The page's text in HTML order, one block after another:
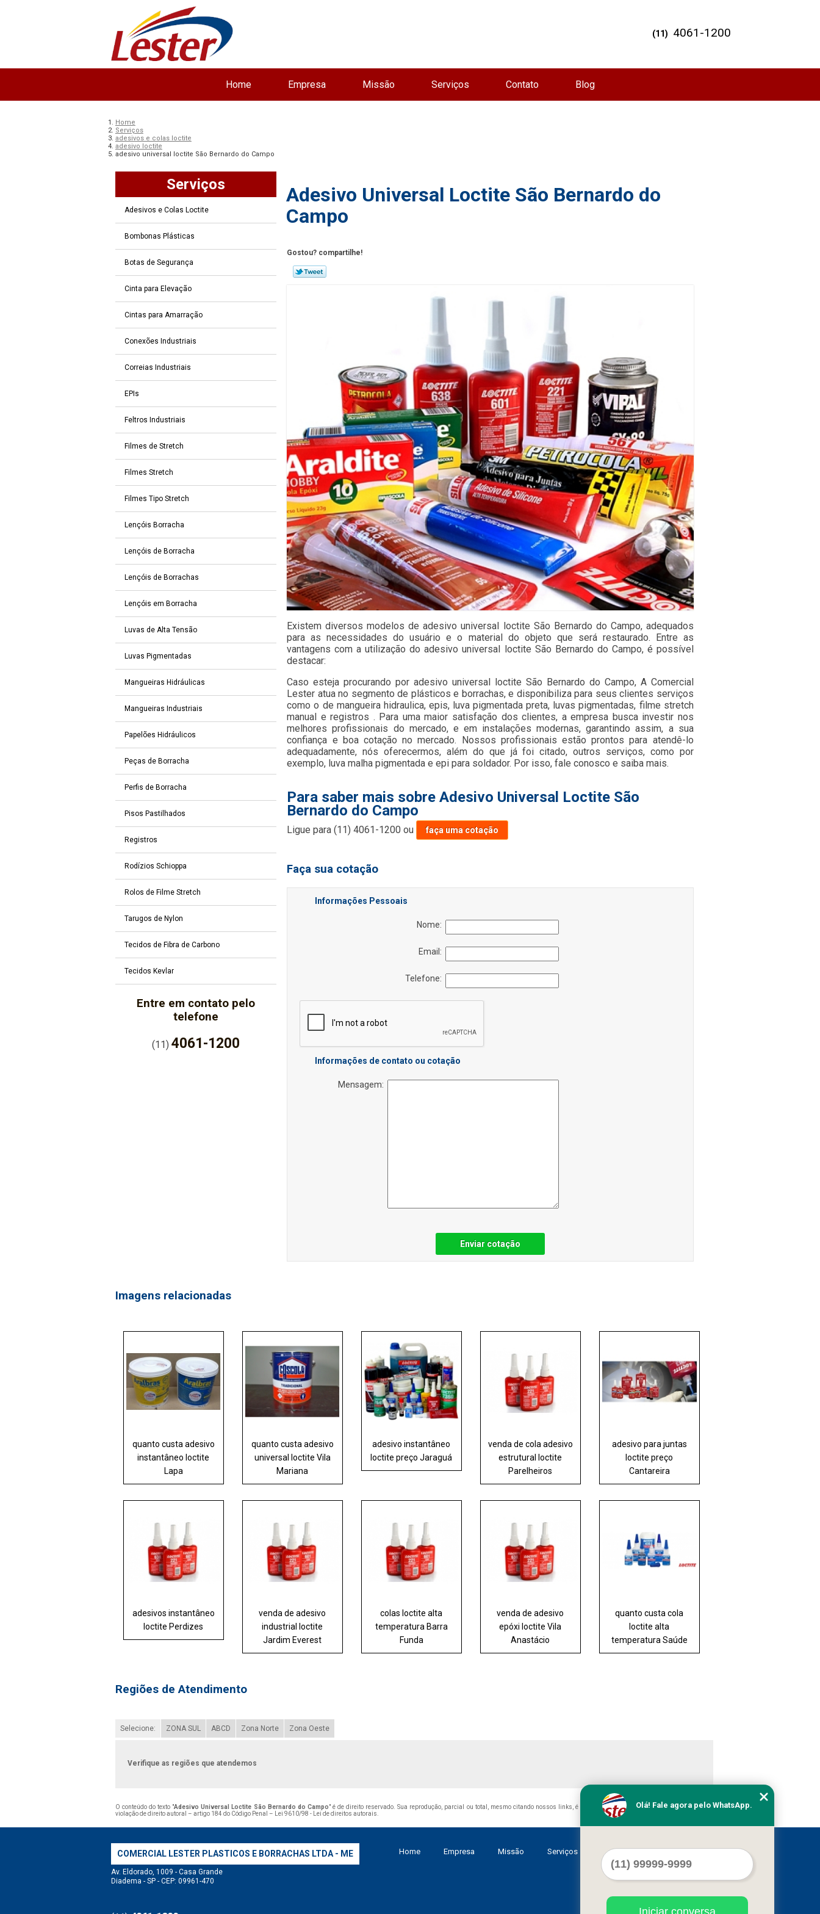
Home Empresa Missão Serviços Contato Blog
(11) 4061-1200
Home
Serviços
adesivos e colas loctite
adesivo loctite
adesivo universal loctite São Bernardo do Campo
Serviços
Adesivos e Colas Loctite
Bombonas Plásticas
Botas de Segurança
Cinta para Elevação
Cintas para Amarração
Conexões Industriais
Correias Industriais
EPIs
Feltros Industriais
Filmes de Stretch
Filmes Stretch
Filmes Tipo Stretch
Lençóis Borracha
Lençóis de Borracha
Lençóis de Borrachas
Lençóis em Borracha
Luvas de Alta Tensão
Luvas Pigmentadas
Mangueiras Hidráulicas
Mangueiras Industriais
Papelões Hidráulicos
Peças de Borracha
Perfis de Borracha
Pisos Pastilhados
Registros
Rodízios Schioppa
Rolos de Filme Stretch
Tarugos de Nylon
Tecidos de Fibra de Carbono
Tecidos Kevlar
Entre em contato pelo
telefone
(11)4061-1200
Adesivo Universal Loctite São Bernardo do
Campo
Gostou? compartilhe!
Existem diversos modelos de adesivo universal loctite São Bernardo do Campo, adequados
para as necessidades do usuário e o material do objeto que será restaurado. Entre as
vantagens com a utilização do adesivo universal loctite São Bernardo do Campo, é possível
destacar:
Caso esteja procurando por adesivo universal loctite São Bernardo do Campo, A Comercial
Lester atua no segmento de plásticos e borrachas, e disponibiliza para seus clientes serviços
como o de mangueira hidraulica, epis, luva pigmentada preta, luvas pigmentadas, filme stretch
manual e registros . Para uma maior satisfação dos clientes, a empresa busca investir nos
melhores profissionais do mercado, e em instalações modernas, garantindo assim, a sua
confiança e boa cotação no mercado. Nossos profissionais estão prontos para atendê-lo
adequadamente, nós oferecermos, além do que já foi citado, outros serviços, como por
exemplo, luva malha pigmentada e epi para soldador. Por isso, fale conosco e saiba mais.
Para saber mais sobre Adesivo Universal Loctite São
Bernardo do Campo
Ligue para(11) 4061-1200 ou faça uma cotação
Faça sua cotação
Informações Pessoais
Nome:
Email:
Telefone:
Informações de contato ou cotação
Mensagem:
Enviar cotação
Imagens relacionadas
quanto custa adesivo
instantâneo loctite
Lapa
quanto custa adesivo
universal loctite Vila
Mariana
adesivo instantâneo
loctite preço Jaraguá
venda de cola adesivo
estrutural loctite
Parelheiros
adesivo para juntas
loctite preço
Cantareira
adesivos instantâneo
loctite Perdizes
venda de adesivo
industrial loctite
Jardim Everest
colas loctite alta
temperatura Barra
Funda
venda de adesivo
epóxi loctite Vila
Anastácio
quanto custa cola
loctite alta
temperatura Saúde
Regiões de Atendimento
Selecione: ZONA SUL ABCD Zona Norte Zona Oeste
Verifique as regiões que atendemos
O conteúdo do texto "Adesivo Universal Loctite São Bernardo do Campo" é de direito reservado. Sua reprodução, parcial ou total, mesmo citando nossos links, é proibida sem a autorização do autor. Crime de
violação de direito autoral – artigo 184 do Código Penal –
Lei 9610/98 - Lei de direitos autorais
COMERCIAL LESTER PLASTICOS E BORRACHAS LTDA - ME
Av. Eldorado, 1009 - Casa Grande
Diadema - SP - CEP: 09961-470
Home Empresa Missão Serviços Contato Mapa do site
Olá! Fale agora pelo WhatsApp.
Iniciar conversa